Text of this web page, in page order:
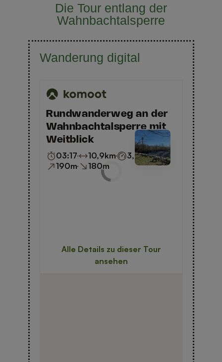
Die Tour entlang der
Wahnbachtalsperre
Wanderung digital